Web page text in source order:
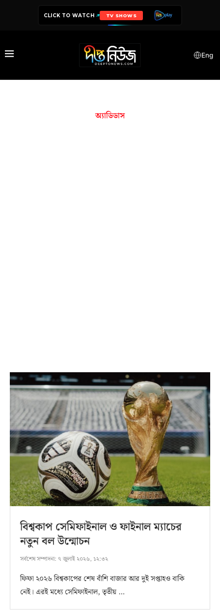
CLICK TO WATCH MICRODRAMA
Eng
অ্যাডিডাস
বিশ্বকাপ সেমিফাইনাল ও ফাইনাল ম্যাচের
নতুন বল উন্মোচন
সর্বশেষ সম্পাদনা: ৭ জুলাই ২০২৬, ১২:৩২
ফিফা ২০২৬ বিশ্বকাপের শেষ বাঁশি বাজার আর দুই সপ্তাহও বাকি
নেই। এরই মধ্যে সেমিফাইনাল, তৃতীয় …